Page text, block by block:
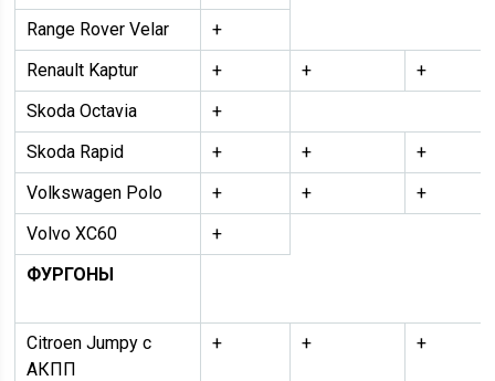
Range Rover Velar
+
Renault Kaptur
+ +
+
Skoda Octavia
+
Skoda Rapid
+ +
+
Volkswagen Polo
+ +
+
Volvo XC60
+
ФУРГОНЫ
Citroen Jumpy с
АКПП
+ + +